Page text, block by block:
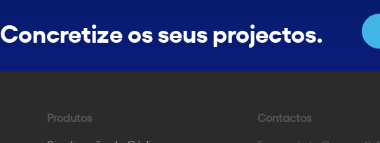
Concretize os seus projectos.
Produtos
Contactos